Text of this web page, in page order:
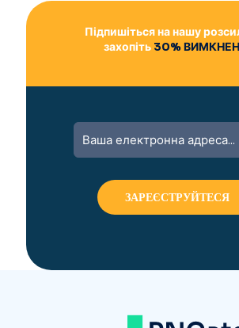
Підпишіться на нашу
захопіть30%